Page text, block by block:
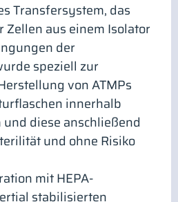
Transfersystem, das
aus einem Isolator
der
speziell zur
von ATMPs
innerhalb
diese anschließend
und ohne Risiko
mit HEPA-
stabilisierten